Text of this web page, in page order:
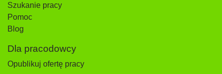
Szukanie pracy
Pomoc
Blog
Dla pracodowcy
Opublikuj ofertę pracy